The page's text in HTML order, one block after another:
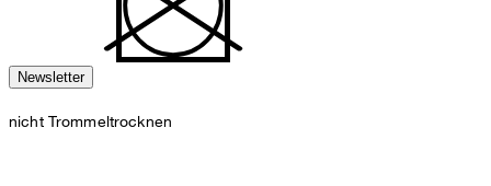
nicht Trommeltrocknen
Newsletter